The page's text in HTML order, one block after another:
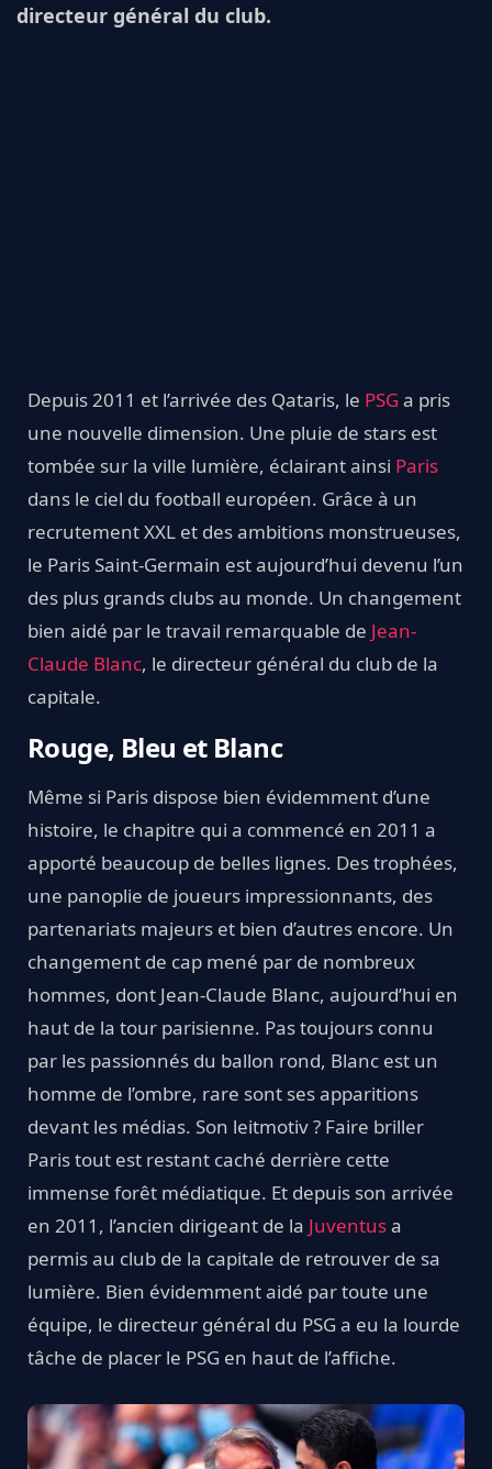
directeur général du club.
Depuis 2011 et l’arrivée des Qataris, le PSGa pris
une nouvelle dimension. Une pluie de stars est
tombée sur la ville lumière, éclairant ainsi Paris
dans le ciel du football européen. Grâce à un
recrutement XXL et des ambitions monstrueuses,
le Paris Saint-Germain est aujourd’hui devenu l’un
des plus grands clubs au monde. Un changement
bien aidé par le travail remarquable de Jean-
Claude Blanc, le directeur général du club de la
capitale.
Rouge, Bleu et Blanc
Même si Paris dispose bien évidemment d’une
histoire, le chapitre qui a commencé en 2011 a
apporté beaucoup de belles lignes. Des trophées,
une panoplie de joueurs impressionnants, des
partenariats majeurs et bien d’autres encore. Un
changement de cap mené par de nombreux
hommes, dont Jean-Claude Blanc, aujourd’hui en
haut de la tour parisienne. Pas toujours connu
par les passionnés du ballon rond, Blanc est un
homme de l’ombre, rare sont ses apparitions
devant les médias. Son leitmotiv ? Faire briller
Paris tout est restant caché derrière cette
immense forêt médiatique. Et depuis son arrivée
en 2011, l’ancien dirigeant de la Juventusa
permis au club de la capitale de retrouver de sa
lumière. Bien évidemment aidé par toute une
équipe, le directeur général du PSG a eu la lourde
tâche de placer le PSG en haut de l’affiche.